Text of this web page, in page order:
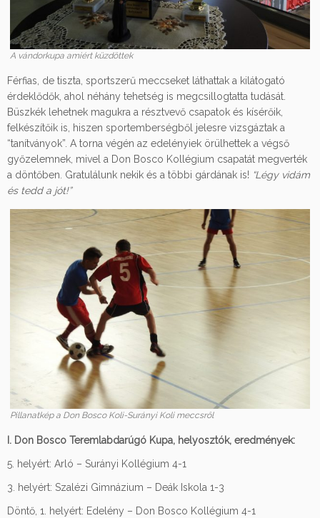
A vándorkupa amiért küzdöttek
Férfias, de tiszta, sportszerű meccseket láthattak a kilátogató
érdeklődők, ahol néhány tehetség is megcsillogtatta tudását.
Büszkék lehetnek magukra a résztvevő csapatok és kísérőik,
felkészítőik is, hiszen sportemberségből jelesre vizsgáztak a
“tanítványok”. A torna végén az edelényiek örülhettek a végső
győzelemnek, mivel a Don Bosco Kollégium csapatát megverték
a döntőben. Gratulálunk nekik és a többi gárdának is! “Légy vidám
és tedd a jót!”
Pillanatkép a Don Bosco Koli-Surányi Koli meccsről
I. Don Bosco Teremlabdarúgó Kupa, helyosztók, eredmények:
5. helyért: Arló – Surányi Kollégium 4-1
3. helyért: Szalézi Gimnázium – Deák Iskola 1-3
Döntő, 1. helyért: Edelény – Don Bosco Kollégium 4-1